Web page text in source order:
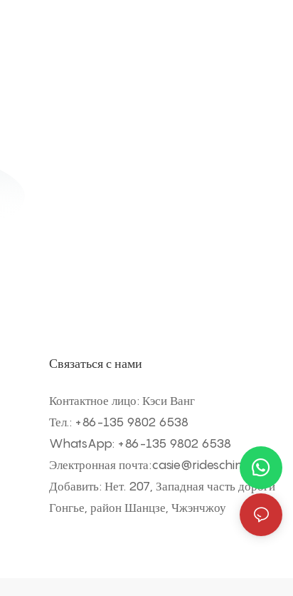
Связаться с нами
Контактное лицо: Кэси Ванг
Тел.: +86-135 9802 6538
WhatsApp: +86-135 9802 6538
Электронная почта:casie@rideschina.com
Добавить: Нет. 207, Западная часть дороги
Гонгье, район Шанцзе, Чжэнчжоу